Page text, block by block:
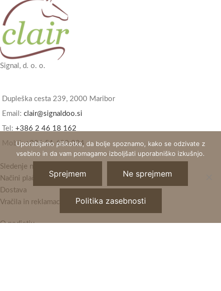
Signal, d. o. o.
Dupleška cesta 239, 2000 Maribor
Email: clair@signaldoo.si
Tel: +386 2 46 18 162
Mobil:+386 51 620 324
Sledenje naročil
Načini plačila
Dostava
Vračila in reklamacije
O podjetju
Uporabljamo piškotke, da bolje spoznamo, kako se odzivate z
vsebino in da vam pomagamo izboljšati uporabniško izkušnjo.
Sprejmem Ne sprejmem
Politika zasebnosti